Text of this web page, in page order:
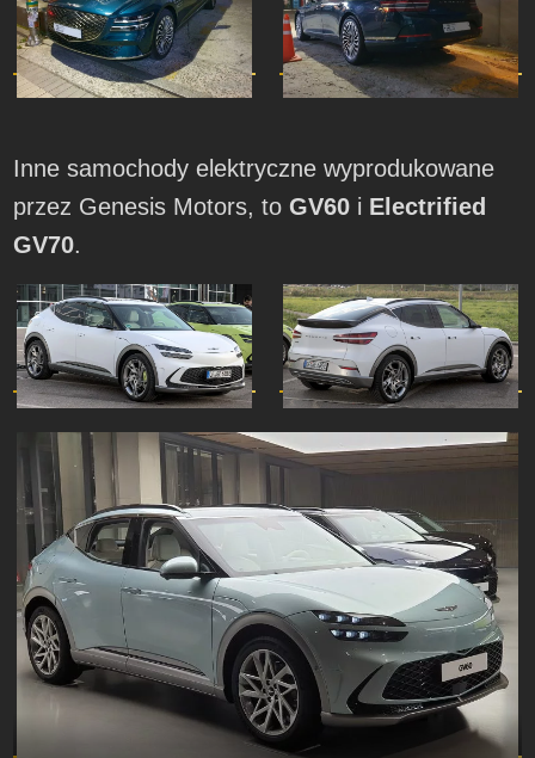
Inne samochody elektryczne wyprodukowane
przez Genesis Motors, toGV60 i Electrified
GV70.